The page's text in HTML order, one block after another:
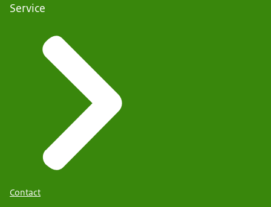
Service
Contact